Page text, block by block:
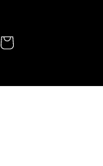
Coș